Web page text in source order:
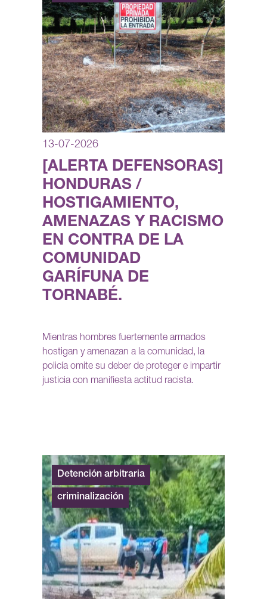
13-07-2026
[ALERTA DEFENSORAS]
HONDURAS /
HOSTIGAMIENTO,
AMENAZAS Y RACISMO
EN CONTRA DE LA
COMUNIDAD
GARÍFUNA DE
TORNABÉ.
Mientras hombres fuertemente armados
hostigan y amenazan a la comunidad, la
policía omite su deber de proteger e impartir
justicia con manifiesta actitud racista.
Detención arbitraria
criminalización